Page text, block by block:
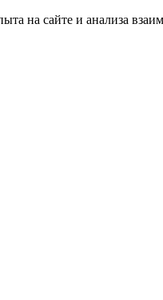
на сайте и анализа